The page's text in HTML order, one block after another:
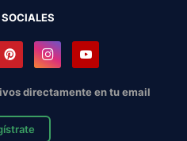
SOCIALES
directamente en tu email